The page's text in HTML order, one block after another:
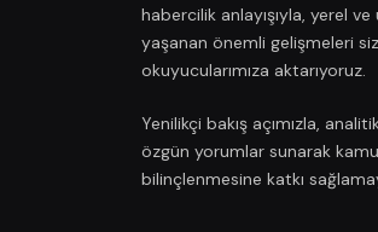
habercilik anlayışıyla, yerel
yaşanan önemli gelişmeleri
okuyucularımıza aktarıyoruz.
Yenilikçi bakış açımızla,
özgün yorumlar sunarak
bilinçlenmesine katkı